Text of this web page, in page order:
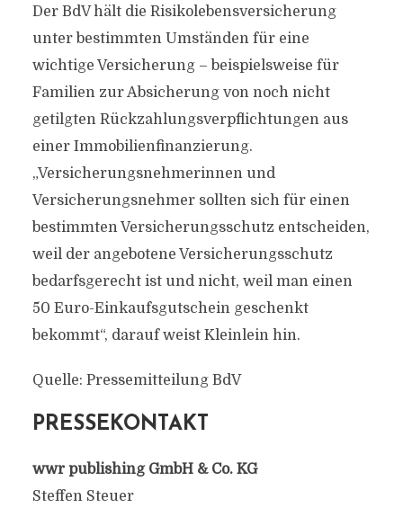
Der BdV hält die Risikolebensversicherung
unter bestimmten Umständen für eine
wichtige Versicherung – beispielsweise für
Familien zur Absicherung von noch nicht
getilgten Rückzahlungsverpflichtungen aus
einer Immobilienfinanzierung.
„Versicherungsnehmerinnen und
Versicherungsnehmer sollten sich für einen
bestimmten Versicherungsschutz entscheiden,
weil der angebotene Versicherungsschutz
bedarfsgerecht ist und nicht, weil man einen
50 Euro-Einkaufsgutschein geschenkt
bekommt“, darauf weist Kleinlein hin.
Quelle: Pressemitteilung BdV
PRESSEKONTAKT
wwr publishing GmbH & Co. KG
Steffen Steuer